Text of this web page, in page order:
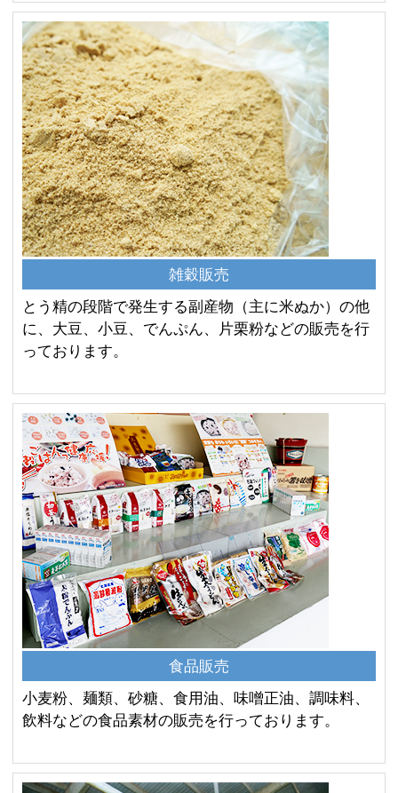
雑穀販売
とう精の段階で発生する副産物（主に米ぬか）の他
に、大豆、小豆、でんぷん、片栗粉などの販売を行
っております。
食品販売
小麦粉、麺類、砂糖、食用油、味噌正油、調味料、
飲料などの食品素材の販売を行っております。